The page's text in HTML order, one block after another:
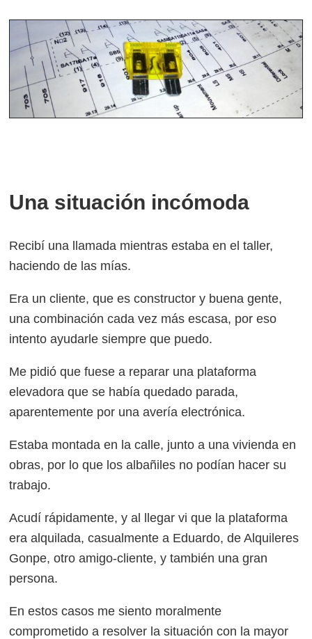
Una situación incómoda
Recibí una llamada mientras estaba en el taller,
haciendo de las mías.
Era un cliente, que es constructor y buena gente,
una combinación cada vez más escasa, por eso
intento ayudarle siempre que puedo.
Me pidió que fuese a reparar una plataforma
elevadora que se había quedado parada,
aparentemente por una avería electrónica.
Estaba montada en la calle, junto a una vivienda en
obras, por lo que los albañiles no podían hacer su
trabajo.
Acudí rápidamente, y al llegar vi que la plataforma
era alquilada, casualmente a Eduardo, de Alquileres
Gonpe, otro amigo-cliente, y también una gran
persona.
En estos casos me siento moralmente
comprometido a resolver la situación con la mayor